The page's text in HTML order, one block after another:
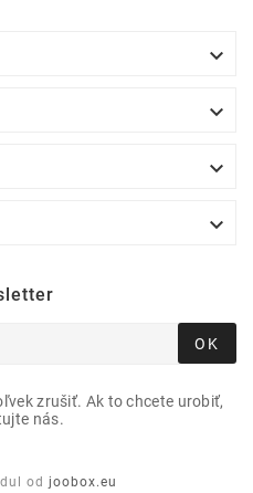




OK
zrušiť. Ak to chcete urobiť,
nás.
od joobox.eu